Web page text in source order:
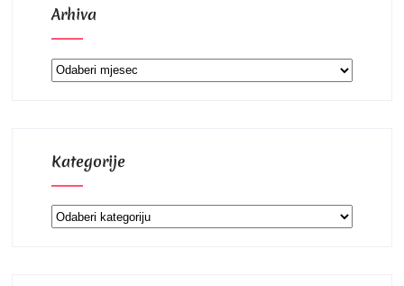
Arhiva
Arhiva
Kategorije
Kategorije